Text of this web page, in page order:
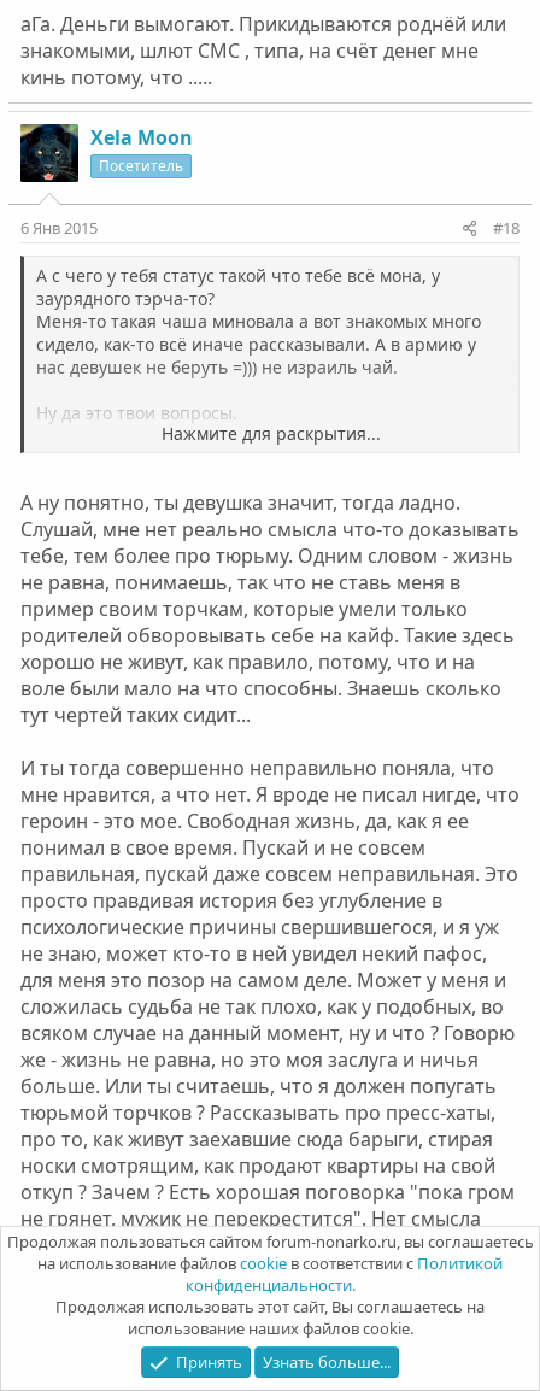
аГа. Деньги вымогают. Прикидываются роднёй или
знакомыми, шлют СМС , типа, на счёт денег мне
кинь потому, что .....
Xela Moon
Посетитель
6 Янв 2015 #18
А с чего у тебя статус такой что тебе всё мона, у
заурядного тэрча-то?
Меня-то такая чаша миновала а вот знакомых много
сидело, как-то всё иначе рассказывали. А в армию у
нас девушек не беруть =))) не израиль чай.
Ну да это твои вопросы.
основной массе своей стремятся к тому самому -
заурядному и мирскому. И всякими силами хотят из
того чем ты так упиваешься вылезти.
Скучновато что ли или дело какое :mrgreen: ?
Нажмите для раскрытия...
А ну понятно, ты девушка значит, тогда ладно.
Слушай, мне нет реально смысла что-то доказывать
тебе, тем более про тюрьму. Одним словом - жизнь
не равна, понимаешь, так что не ставь меня в
пример своим торчкам, которые умели только
родителей обворовывать себе на кайф. Такие здесь
хорошо не живут, как правило, потому, что и на
воле были мало на что способны. Знаешь сколько
тут чертей таких сидит...
И ты тогда совершенно неправильно поняла, что
мне нравится, а что нет. Я вроде не писал нигде, что
героин - это мое. Свободная жизнь, да, как я ее
понимал в свое время. Пускай и не совсем
правильная, пускай даже совсем неправильная. Это
просто правдивая история без углубление в
психологические причины свершившегося, и я уж
не знаю, может кто-то в ней увидел некий пафос,
для меня это позор на самом деле. Может у меня и
сложилась судьба не так плохо, как у подобных, во
всяком случае на данный момент, ну и что ? Говорю
же - жизнь не равна, но это моя заслуга и ничья
больше. Или ты считаешь, что я должен попугать
тюрьмой торчков ? Рассказывать про пресс-хаты,
про то, как живут заехавшие сюда барыги, стирая
носки смотрящим, как продают квартиры на свой
откуп ? Зачем ? Есть хорошая поговорка "пока гром
не грянет, мужик не перекрестится". Нет смысла
ужасы наводить, это все равно бесполезно. А если
они будут продолжать, то это сами все увидят.
nonarko
Команда форума Администратор
Продолжая пользоваться сайтом forum-nonarko.ru, вы соглашаетесь
на использование файловcookie в соответствии с Политикой
конфиденциальности.
Продолжая использовать этот сайт, Вы соглашаетесь на
использование наших файлов cookie.
Принять
Узнать больше...